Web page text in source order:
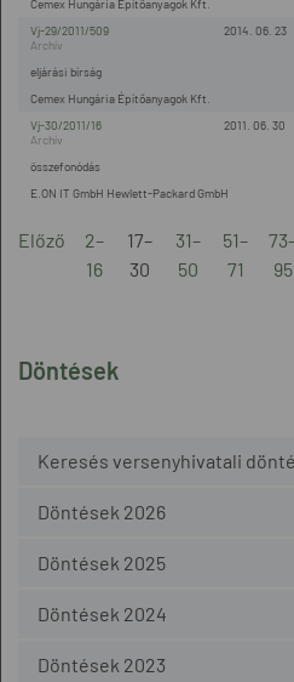
Döntések
Keresés versenyhivatali
Döntések 2026
Döntések 2025
Döntések 2024
Döntések 2023
Cemex Hungária Építőanyagok Kft.
2014. 06. 23
Vj-29/2011/509
Cemex Hungária Építőanyagok Kft.
eljárási bírság
2011. 06. 30
Vj-30/2011/16
E.ON IT GmbH Hewlett-Packard GmbH
összefonódás
Előző
2–
16
17–
30
31–
50
51–
71
95